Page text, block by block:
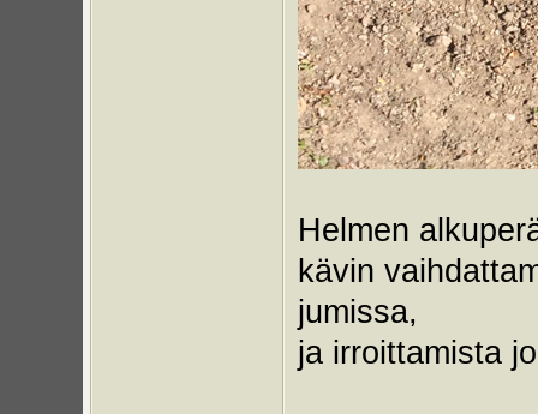
Helmen
kävin
jumissa,
ja irroittamista